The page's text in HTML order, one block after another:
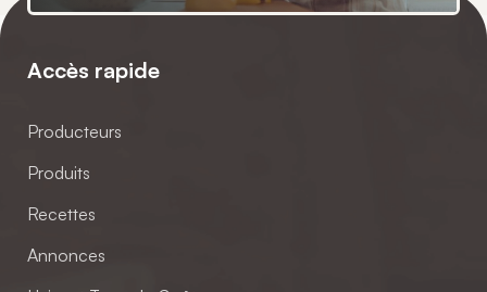
Accès rapide
Producteurs
Produits
Recettes
Annonces